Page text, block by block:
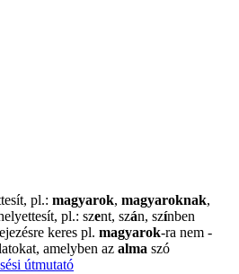
pl.: magyarok, magyaroknak,
pl.: szent, szán, színben
keres pl. magyarok-ra nem -
amelyben az alma szó
útmutató